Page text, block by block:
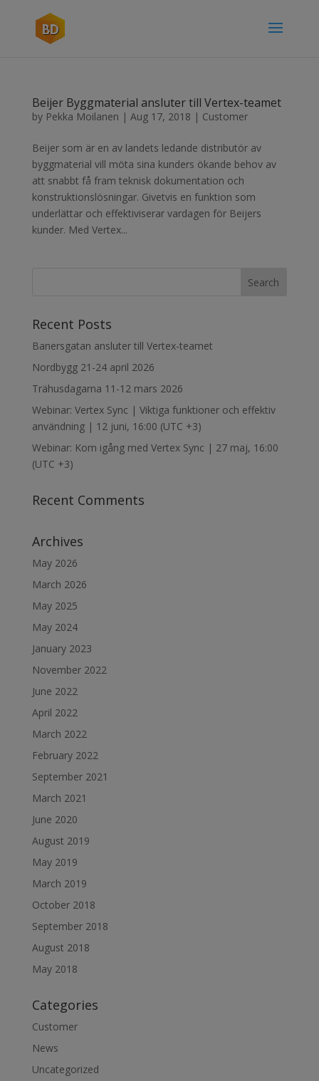
Beijer Byggmaterial ansluter till Vertex-teamet
by Pekka Moilanen | Aug 17, 2018 | Customer
Beijer som är en av landets ledande distributör av
byggmaterial vill möta sina kunders ökande behov av
att snabbt få fram teknisk dokumentation och
konstruktionslösningar. Givetvis en funktion som
underlättar och effektiviserar vardagen för Beijers
kunder. Med Vertex...
Recent Posts
Banersgatan ansluter till Vertex-teamet
Nordbygg 21-24 april 2026
Trähusdagarna 11-12 mars 2026
Webinar: Vertex Sync | Viktiga funktioner och effektiv
användning | 12 juni, 16:00 (UTC +3)
Webinar: Kom igång med Vertex Sync | 27 maj, 16:00
(UTC +3)
Recent Comments
Archives
May 2026
March 2026
May 2025
May 2024
January 2023
November 2022
June 2022
April 2022
March 2022
February 2022
September 2021
March 2021
June 2020
August 2019
May 2019
March 2019
October 2018
September 2018
August 2018
May 2018
Categories
Customer
News
Uncategorized